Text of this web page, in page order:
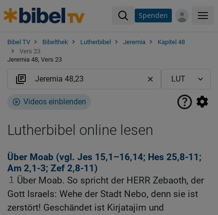
Spenden
Bibel TV Bibelthek Lutherbibel Jeremia
Kapitel 48
Vers 23
Jeremia 48, Vers 23
Videos einblenden
Lutherbibel online lesen
Über Moab (vgl. Jes 15,1–16,14; Hes 25,8-11;
Am 2,1-3; Zef 2,8-11)
1
Über Moab. So spricht der HERR Zebaoth, der
Gott Israels: Wehe der Stadt Nebo, denn sie ist
zerstört! Geschändet ist Kirjatajim und